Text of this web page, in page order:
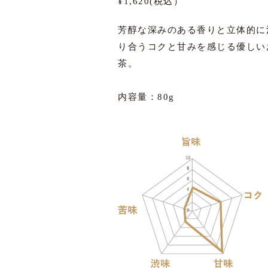
芳醇な深みのある香りと立体的に
り合うコクと甘みを感じる優しい
茶。
内容量：80g